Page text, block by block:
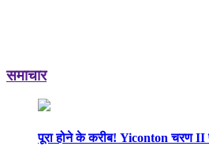
समाचार
पूरा होने के करीब! Yiconton चरण II